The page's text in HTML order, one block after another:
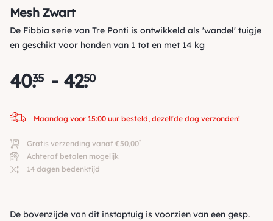
Mesh Zwart
De Fibbia serie van Tre Ponti is ontwikkeld als 'wandel' tuigje
en geschikt voor honden van 1 tot en met 14 kg
40.
35 - 42.
50
Maandag voor 15:00 uur besteld, dezelfde dag verzonden!
Gratis verzending vanaf €50,00*
Achteraf betalen mogelijk
14 dagen bedenktijd
De bovenzijde van dit instaptuig is voorzien van een gesp.